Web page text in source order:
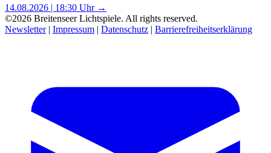
14.08.2026 | 18:30 Uhr →
©2026 Breitenseer Lichtspiele. All rights reserved.
Newsletter| Impressum | Datenschutz | Barrierefreiheitserklärung